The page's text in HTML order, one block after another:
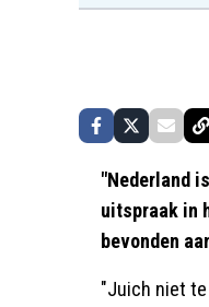
"Nederland
uitspraak in
bevonden
"Juich niet te